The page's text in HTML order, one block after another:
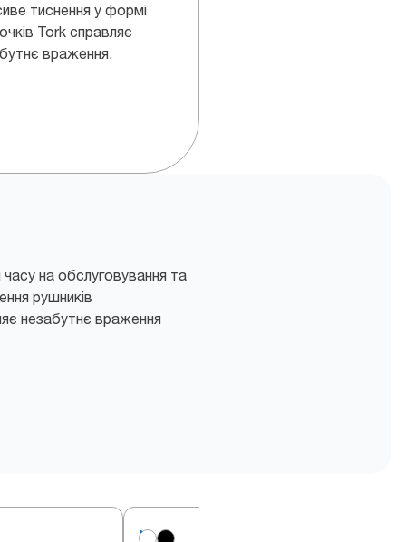
тиснення у формі
Tork справляє
враження.
на обслуговування та
рушників
незабутнє враження